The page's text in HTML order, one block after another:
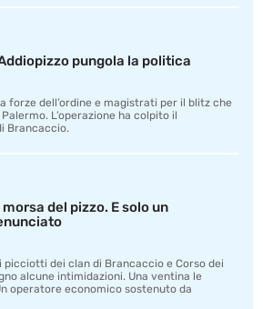
pungola la politica
forze dell’ordine e magistrati per il blitz che
L’operazione ha colpito il
Brancaccio.
del pizzo. E solo un
dei clan di Brancaccio e Corso dei
alcune intimidazioni. Una ventina le
operatore economico sostenuto da